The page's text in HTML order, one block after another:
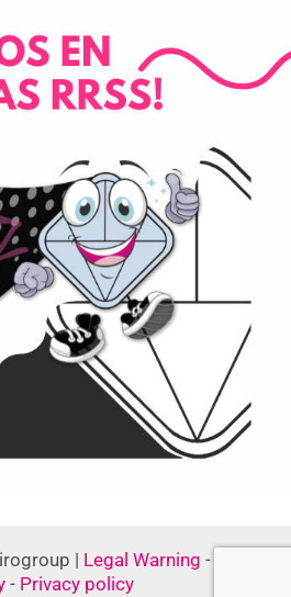
| Legal Warning -
- Privacy policy